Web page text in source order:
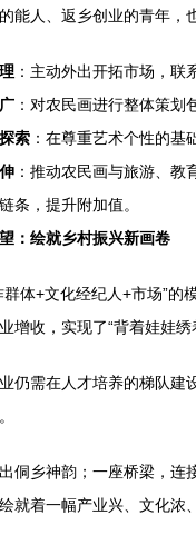
能人、返乡创业的青年，
：主动外出开拓市场，
：对农民画进行整体策划
索 ：在尊重艺术个性的
：推动农民画与旅游、
条，提升附加值。
：绘就乡村振兴新画卷
群体+文化经纪人+市场”
增收，实现了“背着娃娃
仍需在人才培养的梯队
侗乡神韵；一座桥梁，连
就着一幅产业兴、文化浓